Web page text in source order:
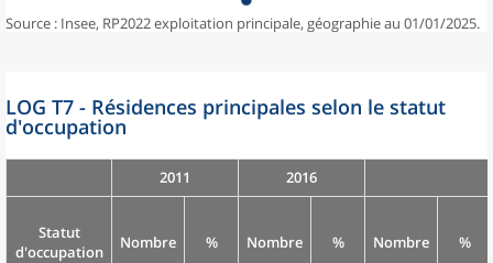
Source : Insee, RP2022 exploitation principale, géographie au 01/01/2025.
LOG T7 - Résidences principales selon le statut
d'occupation
2011 2016
Statut
d'occupation
Nombre % Nombre % Nombre %